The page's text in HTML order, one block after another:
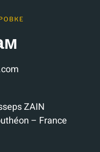
ZAIN
– France